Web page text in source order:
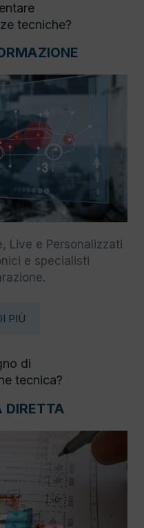
tecniche?
Live e Personalizzati
e specialisti
PIÙ
di
tecnica?
DIRETTA